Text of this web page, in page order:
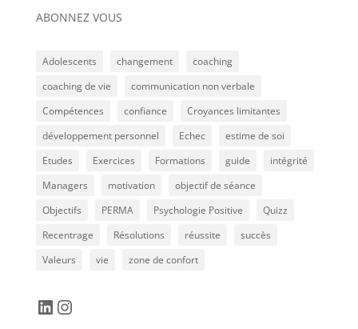
ABONNEZ VOUS
Adolescents changement
coaching
coaching de vie
communication non verbale
Compétences
confiance
Croyances limitantes
développement personnel
Echec
estime de soi
Etudes
Exercices Formations guide
intégrité
Managers
motivation
objectif de séance
Objectifs
PERMA Psychologie Positive
Quizz
Recentrage
Résolutions réussite
succès
Valeurs
vie zone de confort
LinkedIn
Instagram